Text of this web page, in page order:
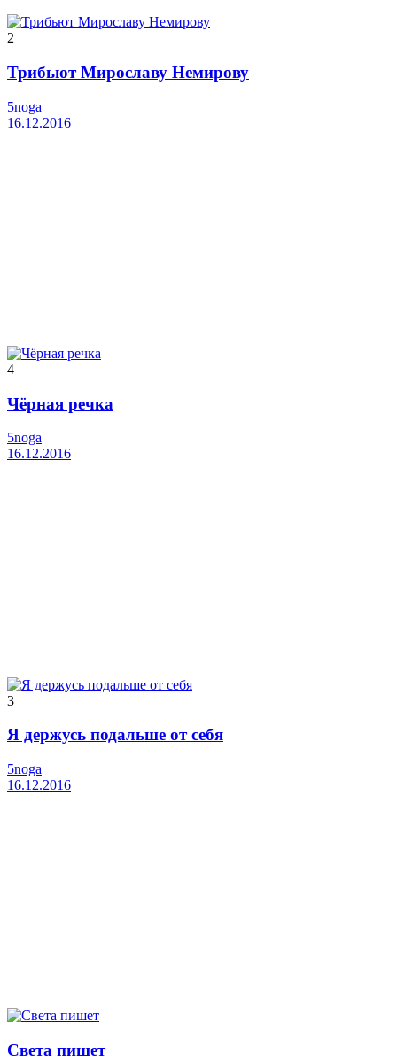
2
Трибьют Мирославу Немирову
5noga
16.12.2016
4
Чёрная речка
5noga
16.12.2016
3
Я держусь подальше от себя
5noga
16.12.2016
Света пишет